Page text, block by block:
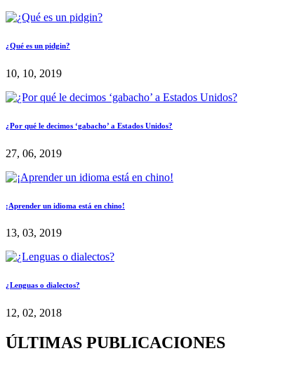
¿Qué es un pidgin?
10, 10, 2019
¿Por qué le decimos ‘gabacho’ a Estados Unidos?
27, 06, 2019
¡Aprender un idioma está en chino!
13, 03, 2019
¿Lenguas o dialectos?
12, 02, 2018
ÚLTIMAS PUBLICACIONES